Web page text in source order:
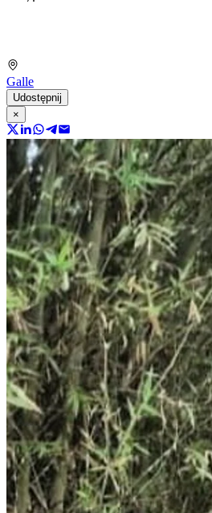
Galle
Udostępnij
×